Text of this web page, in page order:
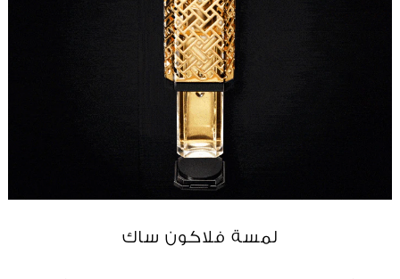
لمسة فلاكون ساك